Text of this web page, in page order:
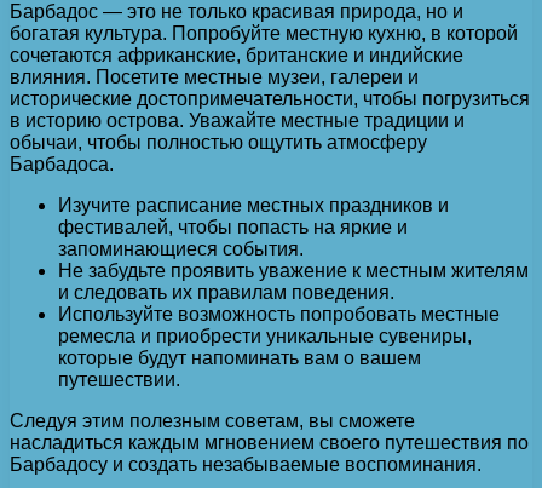
Барбадос — это не только красивая природа, но и
богатая культура. Попробуйте местную кухню, в которой
сочетаются африканские, британские и индийские
влияния. Посетите местные музеи, галереи и
исторические достопримечательности, чтобы погрузиться
в историю острова. Уважайте местные традиции и
обычаи, чтобы полностью ощутить атмосферу
Барбадоса.
Изучите расписание местных праздников и
фестивалей, чтобы попасть на яркие и
запоминающиеся события.
Не забудьте проявить уважение к местным жителям
и следовать их правилам поведения.
Используйте возможность попробовать местные
ремесла и приобрести уникальные сувениры,
которые будут напоминать вам о вашем
путешествии.
Следуя этим полезным советам, вы сможете
насладиться каждым мгновением своего путешествия по
Барбадосу и создать незабываемые воспоминания.